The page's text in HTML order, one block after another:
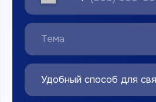
О компании
Каталог продукции
Доставка и оплата
Сертификаты
Контакты
Политика конфиденциальности
Согласие на обработку персональных данных